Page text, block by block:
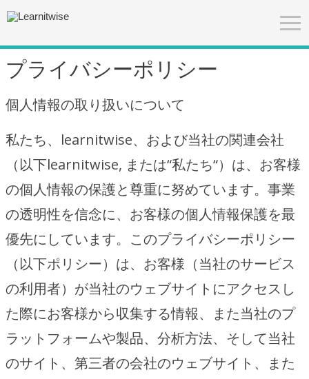
プライバシーポリシー
個人情報の取り扱いについて
私たち、learnitwise、および当社の関連会社
（以下learnitwise, または“私たち“）は、お客様
の個人情報の保護と尊重に努めています。事業
の透明性を信念に、お客様の個人情報保護を最
優先にしています。このプライバシーポリシー
（以下ポリシー）は、お客様（当社のサービス
の利用者）が当社のウェブサイトにアクセスし
た際にお客様から収集する情報、また当社のプ
ラットフォームや製品、分析方法、そして当社
のサイト、第三者の会社のウェブサイト、また